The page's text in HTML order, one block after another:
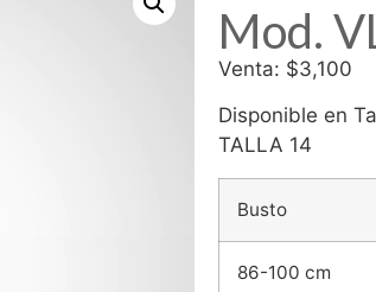
Mod.
Venta: $3,100
Disponible en
TALLA 14
Busto
86-100 cm